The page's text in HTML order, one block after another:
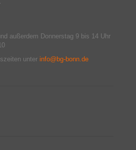
außerdem Donnerstag 9 bis 14 Uhr
unter info@bg-bonn.de